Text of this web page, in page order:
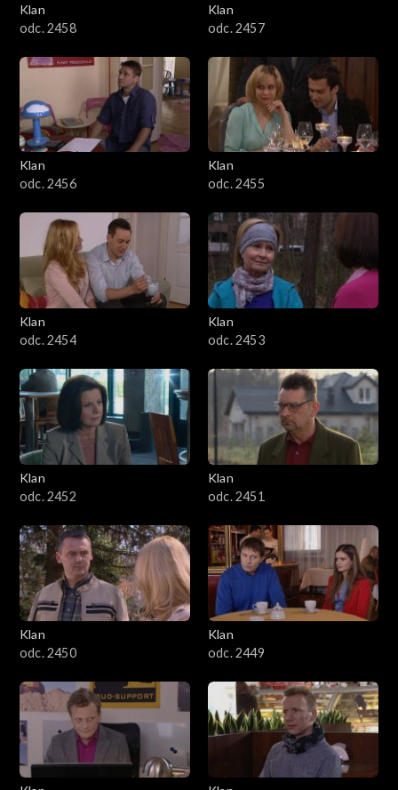
Klan
odc. 2458
Klan
odc. 2457
Klan
odc. 2456
Klan
odc. 2455
Klan
odc. 2454
Klan
odc. 2453
Klan
odc. 2452
Klan
odc. 2451
Klan
odc. 2450
Klan
odc. 2449